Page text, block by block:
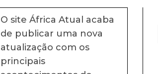
O site África Atual acaba
de publicar uma nova
atualização com os
principais